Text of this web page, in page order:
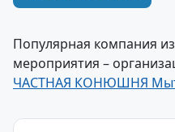
Популярная компания
мероприятия –
ЧАСТНАЯ КОНЮШНЯ